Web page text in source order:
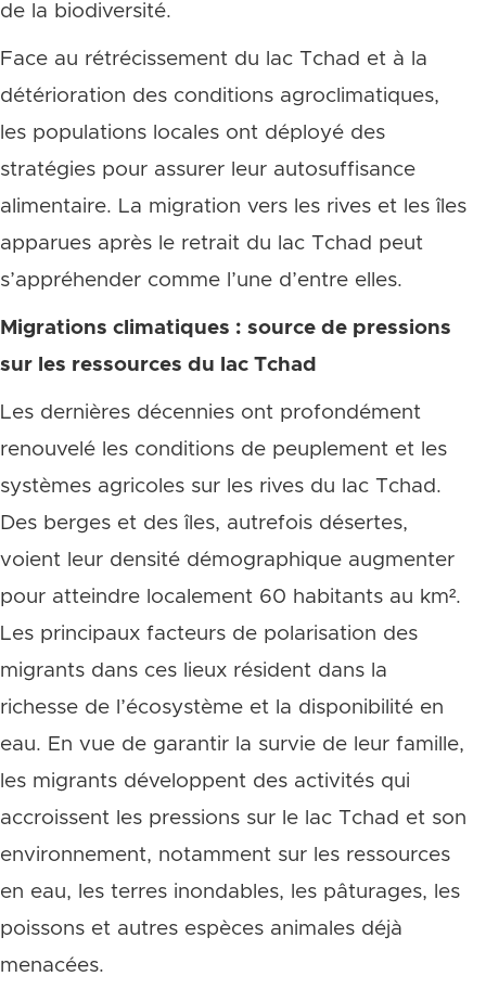
de la biodiversité.
Face au rétrécissement du lac Tchad et à la
détérioration des conditions agroclimatiques,
les populations locales ont déployé des
stratégies pour assurer leur autosuffisance
alimentaire. La migration vers les rives et les îles
apparues après le retrait du lac Tchad peut
s’appréhender comme l’une d’entre elles.
Migrations climatiques : source de pressions
sur les ressources du lac Tchad
Les dernières décennies ont profondément
renouvelé les conditions de peuplement et les
systèmes agricoles sur les rives du lac Tchad.
Des berges et des îles, autrefois désertes,
voient leur densité démographique augmenter
pour atteindre localement 60 habitants au km².
Les principaux facteurs de polarisation des
migrants dans ces lieux résident dans la
richesse de l’écosystème et la disponibilité en
eau. En vue de garantir la survie de leur famille,
les migrants développent des activités qui
accroissent les pressions sur le lac Tchad et son
environnement, notamment sur les ressources
en eau, les terres inondables, les pâturages, les
poissons et autres espèces animales déjà
menacées.